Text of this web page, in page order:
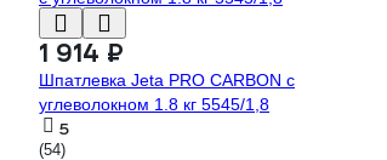
1 914 ₽
Шпатлевка Jeta PRO CARBON с
углеволокном 1.8 кг 5545/1,8
5
(54)